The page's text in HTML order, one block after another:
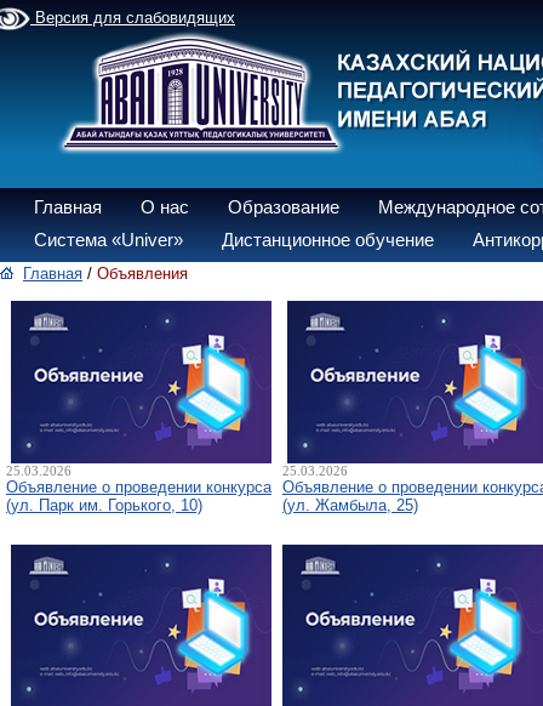
Версия для слабовидящих
Главная О нас Образование
Международное
Система «Univer»
Дистанционное обучение
Главная / Объявления
25.03.2026
Объявление о проведении конкурса
(ул. Парк им. Горького, 10)
25.03.2026
Объявление о проведении
(ул. Жамбыла, 25)